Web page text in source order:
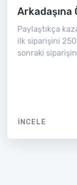
Arkadaşına
Paylaştıkça
ilk siparişini
sonraki
İNCELE